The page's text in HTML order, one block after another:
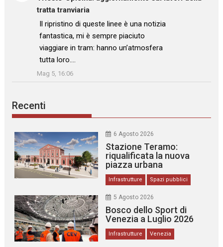
tratta tranviaria
: “
Il ripristino di queste linee è una notizia
fantastica, mi è sempre piaciuto
viaggiare in tram: hanno un’atmosfera
tutta loro.…
”
Mag 5, 16:06
Recenti
6 Agosto 2026
Stazione Teramo:
riqualificata la nuova
piazza urbana
Infrastrutture Spazi pubblici
5 Agosto 2026
Bosco dello Sport di
Venezia a Luglio 2026
Infrastrutture Venezia